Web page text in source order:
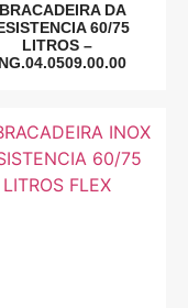
DA
60/75
LITROS –